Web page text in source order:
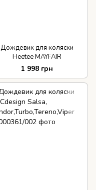
Дождевик для коляски
Heetee MAYFAIR
1 998 грн